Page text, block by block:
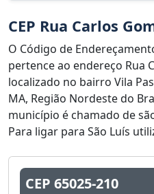
CEP Rua Carlos
O Código de
pertence ao endereço Rua
localizado no bairro Vila
MA, Região Nordeste do
município é chamado de
Para ligar para São Luís
CEP 65025-210